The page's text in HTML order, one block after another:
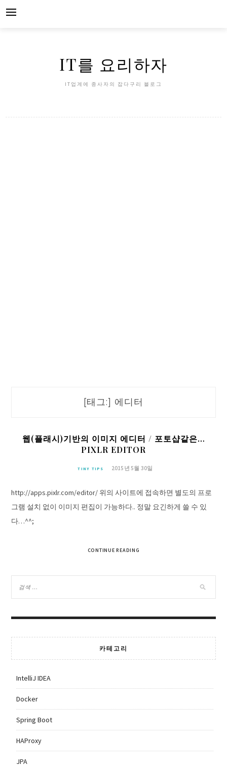
IT를 요리하자
IT업계에 종사자의 잡다구리 블로그
[태그:] 에디터
웹(플래시)기반의 이미지 에디터 / 포토샵같은…
PIXLR EDITOR
TINY TIPS 2015년 5월 30일
http://apps.pixlr.com/editor/ 위의 사이트에 접속하면 별도의 프로
그램 설치 없이 이미지 편집이 가능하다.. 정말 요긴하게 쓸 수 있
다…^^;
CONTINUE READING
카테고리
IntelliJ IDEA
Docker
Spring Boot
HAProxy
JPA